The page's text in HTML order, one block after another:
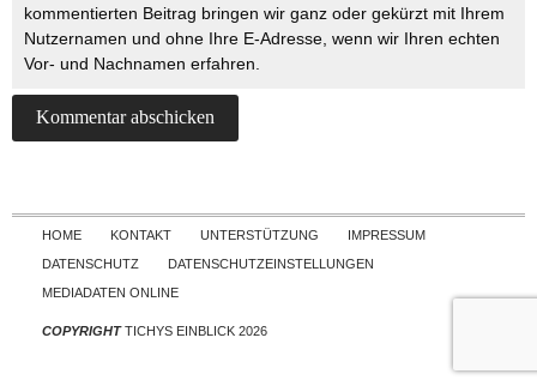
kommentierten Beitrag bringen wir ganz oder gekürzt mit Ihrem
Nutzernamen und ohne Ihre E-Adresse, wenn wir Ihren echten
Vor- und Nachnamen erfahren.
Skip to content
HOME KONTAKT UNTERSTÜTZUNG
IMPRESSUM
DATENSCHUTZ
DATENSCHUTZEINSTELLUNGEN
MEDIADATEN ONLINE
COPYRIGHTTICHYS EINBLICK 2026